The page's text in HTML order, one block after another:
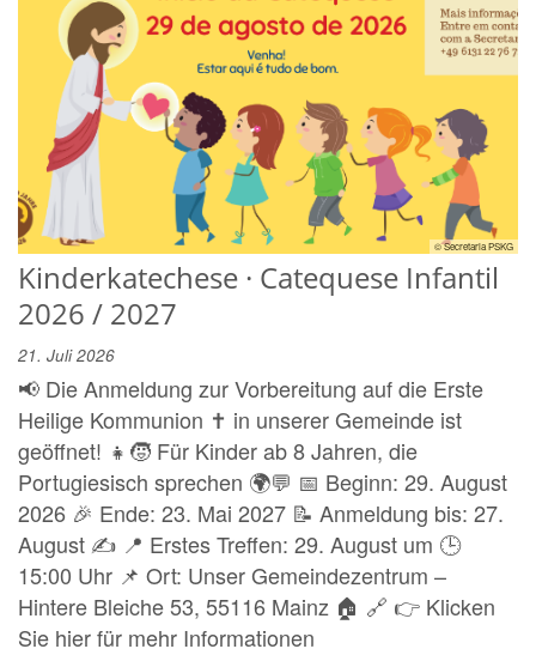
© Secretaria PSKG
Kinderkatechese · Catequese Infantil
2026 / 2027
21. Juli 2026
📢 Die Anmeldung zur Vorbereitung auf die Erste
Heilige Kommunion ✝️ in unserer Gemeinde ist
geöffnet! 👧🧒 Für Kinder ab 8 Jahren, die
Portugiesisch sprechen 🌍💬 📅 Beginn: 29. August
2026 🎉 Ende: 23. Mai 2027 📝 Anmeldung bis: 27.
August ✍️ 📍 Erstes Treffen: 29. August um 🕒
15:00 Uhr 📌 Ort: Unser Gemeindezentrum –
Hintere Bleiche 53, 55116 Mainz 🏠 🔗 👉 Klicken
Sie hier für mehr Informationen